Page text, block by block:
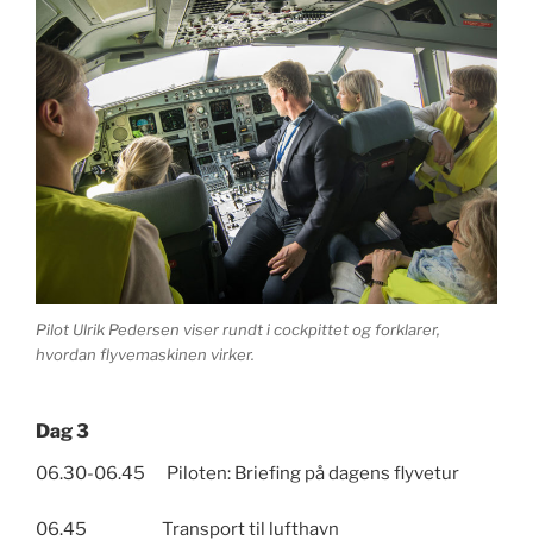
Pilot Ulrik Pedersen viser rundt i cockpittet og forklarer,
hvordan flyvemaskinen virker.
Dag 3
06.30-06.45 Piloten: Briefing på dagens flyvetur
06.45 Transport til lufthavn